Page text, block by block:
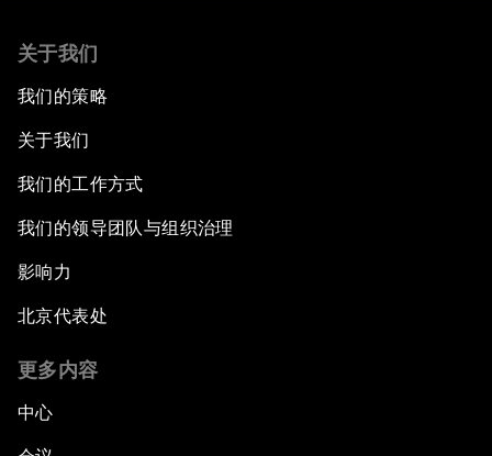
关于我们
我们的策略
关于我们
我们的工作方式
我们的领导团队与组织治理
影响力
北京代表处
更多内容
中心